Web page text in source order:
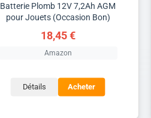
Batterie Plomb 12V 7,2Ah AGM
pour Jouets (Occasion Bon)
18,45 €
Amazon
Détails Acheter